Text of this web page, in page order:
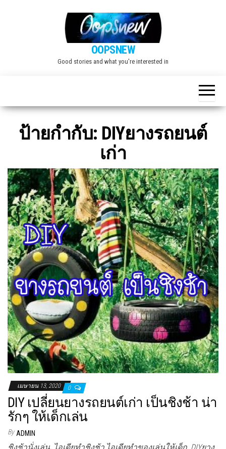
OOPSNEW
Good stories and what you're interested in
ป้ายกำกับ: DIYยางรถยนต์
เก่า
เมษายน 13, 2020 0
DIY เปลี่ยนยางรถยนต์เก่า เป็นชิงช้า น่า
รักๆ ให้เด็กเล่น
By ADMIN